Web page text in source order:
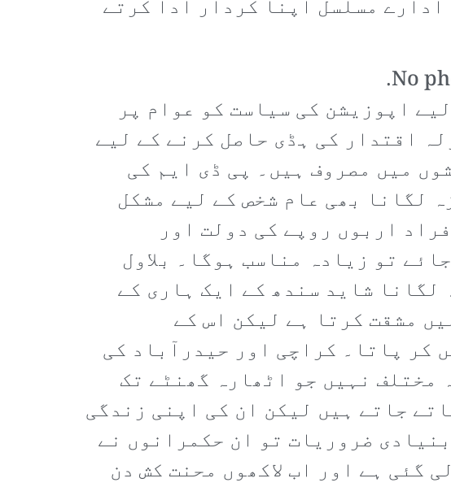
مسلسل اپنا کردار ادا کرتے
اپوزیشن کی سیاست کو عوام پر
اقتدار کی ہڈی حاصل کرنے کے لیے
میں مصروف ہیں۔ پی ڈی ایم کی
لگانا بھی عام شخص کے لیے مشکل
اربوں روپے کی دولت اور
تو زیادہ مناسب ہوگا۔ بلاول
شاید سندھ کے ایک ہاری کے
مشقت کرتا ہے لیکن اس کے
کر پاتا۔ کراچی اور حیدرآباد کی
مختلف نہیں جو اٹھارہ گھنٹے تک
جاتے ہیں لیکن ان کی اپنی زندگی
ضروریات تو ان حکمرانوں نے
گئی ہے اور اب لاکھوں محنت کش دن